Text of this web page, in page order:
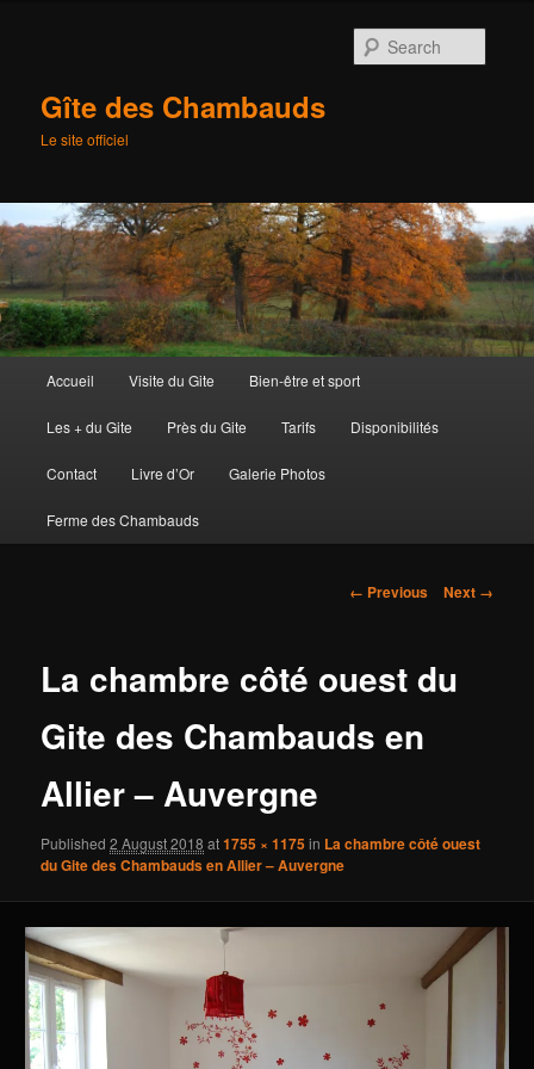
Gîte des Chambauds
Le site officiel
Skip
to
primary
Accueil Visite du Gite Bien-être et sport
Les + du Gite Près du Gite Tarifs Disponibilités
Contact Livre d’Or Galerie Photos
Ferme des Chambauds
Image
← Previous Next →
La chambre côté ouest du
Gite des Chambauds en
Allier – Auvergne
Published2 August 2018 at1755 × 1175in La chambre côté ouest
du Gite des Chambauds en Allier – Auvergne